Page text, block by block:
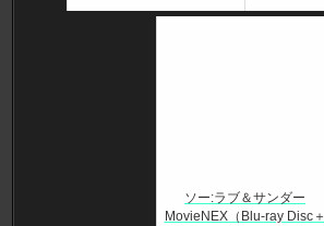
ソー:ラブ＆サンダー
MovieNEX（Blu-ray Disc＋